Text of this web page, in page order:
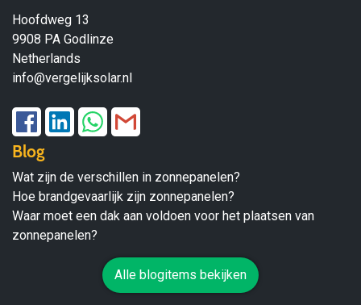
Hoofdweg 13
9908 PA Godlinze
Netherlands
info@vergelijksolar.nl
Blog
Wat zijn de verschillen in zonnepanelen?
Hoe brandgevaarlijk zijn zonnepanelen?
Waar moet een dak aan voldoen voor het plaatsen van
zonnepanelen?
Alle blogitems bekijken